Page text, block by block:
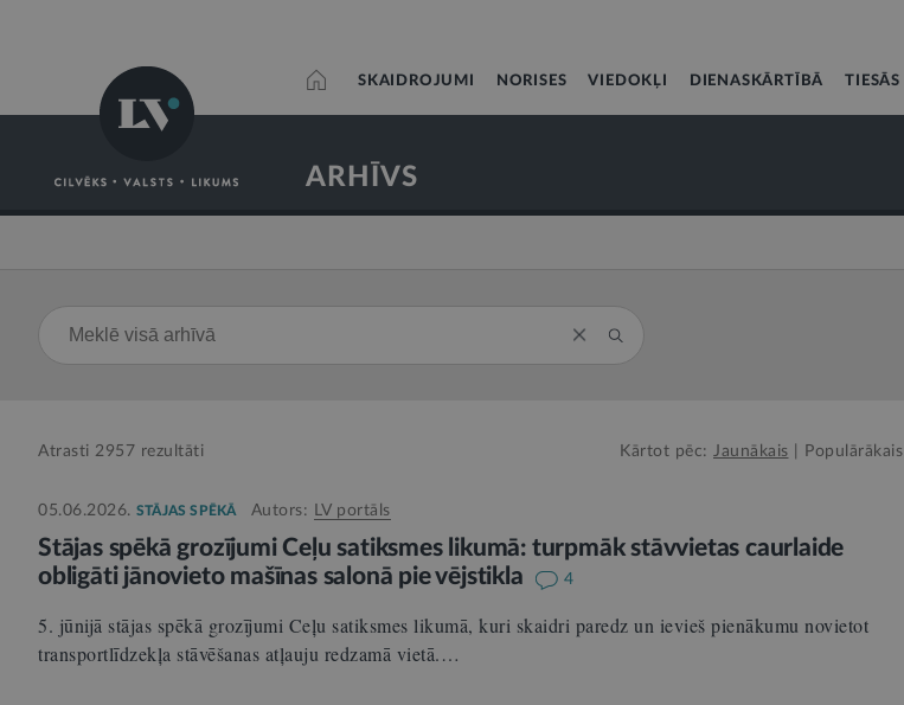
SKAIDROJUMI NORISES VIEDOKĻI DIENASKĀRTĪBĀ TIESĀS
ARHĪVS
Atrasti 2957 rezultāti Kārtot pēc: Jaunākais Populārākais
05.06.2026. STĀJAS SPĒKĀ Autors: LV portāls
Stājas spēkā grozījumi Ceļu satiksmes likumā: turpmāk stāvvietas caurlaide
obligāti jānovieto mašīnas salonā pie vējstikla
4
5. jūnijā stājas spēkā grozījumi Ceļu satiksmes likumā, kuri skaidri paredz un ievieš pienākumu novietot
transportlīdzekļa stāvēšanas atļauju redzamā vietā.…